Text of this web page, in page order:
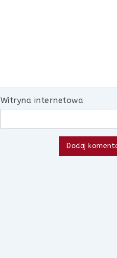
Witryna internetowa